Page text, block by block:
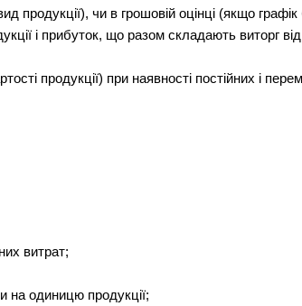
продукції), чи в грошовій оцінці (якщо
і прибуток, що разом складають виторг від
продукції) при наявності постійних і
витрат;
на одиницю продукції;